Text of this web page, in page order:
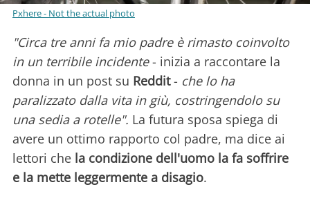
Pxhere - Not the actual photo
"Circa tre anni fa mio padre è rimasto coinvolto
in un terribile incidente- inizia a raccontare la
donna in un post su Reddit- che lo ha
paralizzato dalla vita in giù, costringendolo su
una sedia a rotelle". La futura sposa spiega di
avere un ottimo rapporto col padre, ma dice ai
lettori che la condizione dell'uomo la fa soffrire
e la mette leggermente a disagio.